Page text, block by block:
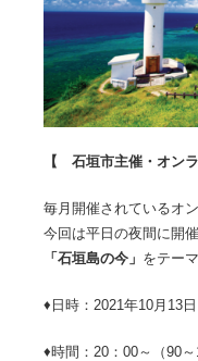
【 石垣市主催・オン
毎月開催されているオ
今回は平日の夜間に開催
「石垣島の今」 をテー
♦日時：2021年10月13日
♦時間：20：00～（90～